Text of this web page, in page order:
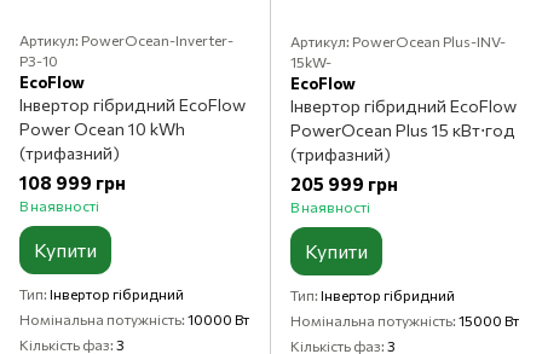
Артикул: PowerOcean-Inverter-
P3-10
EcoFlow
Інвертор гібридний EcoFlow
Power Ocean 10 kWh
(трифазний)
108 999 грн
В наявності
Купити
Тип Інвертор гібридний
Номінальна потужність 10000 Вт
Кількість фаз 3
Артикул: PowerOcean Plus-INV-
15kW-
EcoFlow
Інвертор гібридний EcoFlow
PowerOcean Plus 15 кВт⋅год
(трифазний)
205 999 грн
В наявності
Купити
Тип Інвертор гібридний
Номінальна потужність 15000 Вт
Кількість фаз 3